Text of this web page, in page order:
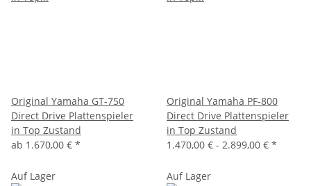
Original Yamaha GT-750
Direct Drive Plattenspieler
in Top Zustand
ab 1.670,00 € *
Original Yamaha PF-800
Direct Drive Plattenspieler
in Top Zustand
1.470,00 € - 2.899,00 € *
Auf Lager Auf Lager